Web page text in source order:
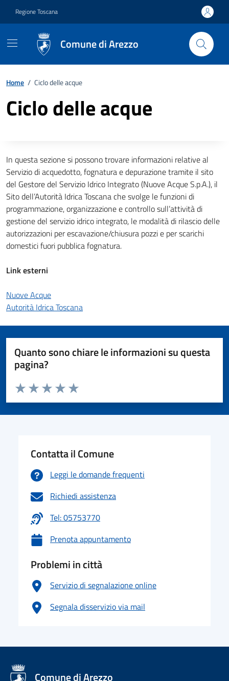
Regione Toscana
Comune di Arezzo
Home / Ciclo delle acque
Ciclo delle acque
Descrizione completa
In questa sezione si possono trovare informazioni relative al
Servizio di acquedotto, fognatura e depurazione tramite il sito
del Gestore del Servizio Idrico Integrato (Nuove Acque S.p.A.), il
Sito dell’Autorità Idrica Toscana che svolge le funzioni di
programmazione, organizzazione e controllo sull’attività di
gestione del servizio idrico integrato, le modalità di rilascio delle
autorizzazioni per escavazione/chiusura pozzi e per scarichi
domestici fuori pubblica fognatura.
Link esterni
Nuove Acque
Autorità Idrica Toscana
Quanto sono chiare le informazioni su questa
pagina?
Valuta da 1 a 5 stelle la pagina
Valuta 5 stelle su 5
Valuta 4 stelle su 5
Valuta 3 stelle su 5
Valuta 2 stelle su 5
Valuta 1 stelle su 5
Contatta il Comune
Leggi le domande frequenti
Richiedi assistenza
Tel: 05753770
Prenota appuntamento
Problemi in città
Servizio di segnalazione online
Segnala disservizio via mail
logo Unione Europea
Comune di Arezzo